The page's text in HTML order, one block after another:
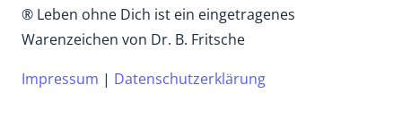
® Leben ohne Dich ist ein eingetragenes
Warenzeichen von Dr. B. Fritsche
Impressum | Datenschutzerklärung